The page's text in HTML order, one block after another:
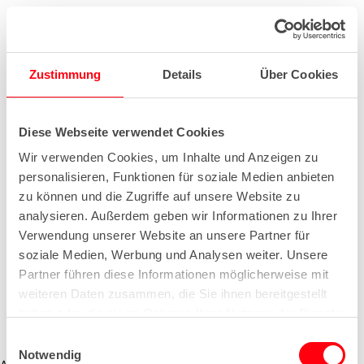
Zustimmung Details Über Cookies
Diese Webseite verwendet Cookies
Wir verwenden Cookies, um Inhalte und Anzeigen zu
personalisieren, Funktionen für soziale Medien anbieten
zu können und die Zugriffe auf unsere Website zu
analysieren. Außerdem geben wir Informationen zu Ihrer
Verwendung unserer Website an unsere Partner für
soziale Medien, Werbung und Analysen weiter. Unsere
Partner führen diese Informationen möglicherweise mit
weiteren Daten zusammen, die Sie ihnen bereitgestellt
Notwendig